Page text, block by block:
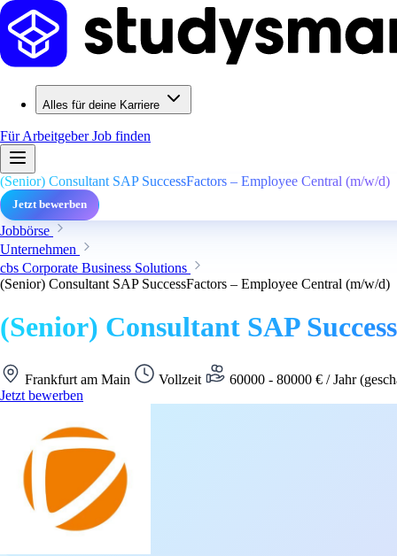
Alles für deine Karriere
Für ArbeitgeberJob finden
(Senior) Consultant SAP SuccessFactors – Employee Central (m/w/d)
Jetzt bewerben
Jobbörse
Unternehmen
cbs Corporate Business Solutions
(Senior) Consultant SAP SuccessFactors – Employee Central (m/w/d)
(Senior) Consultant SAP
Frankfurt am Main Vollzeit
60000 - 80000 € / Jahr
Jetzt bewerben